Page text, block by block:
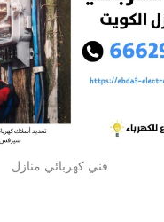
فني كهربائي منازل